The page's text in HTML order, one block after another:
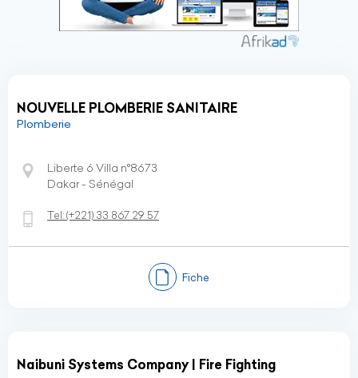
NOUVELLE PLOMBERIE SANITAIRE
Plomberie
Liberte 6 Villa n°8673
Dakar - Sénégal
Tel:(+221) 33 867 29 57
Fiche
Naibuni Systems Company | Fire Fighting